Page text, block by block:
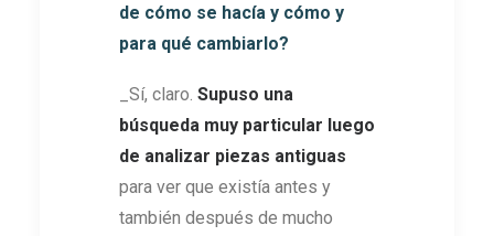
de cómo se hacía y cómo y
para qué cambiarlo?
_Sí, claro. Supuso una
búsqueda muy particular luego
de analizar piezas antiguas
para ver que existía antes y
también después de mucho